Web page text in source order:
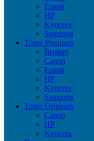
Epson
HP
Kyocera
Samsung
Toner Premium
Brother
Canon
Epson
HP
Kyocera
Samsung
Toner Originais
Canon
HP
Kyocera